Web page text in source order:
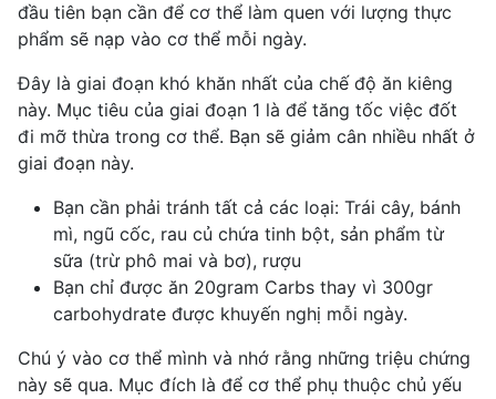
đầu tiên bạn cần để cơ thể làm quen với lượng thực
phẩm sẽ nạp vào cơ thể mỗi ngày.
Đây là giai đoạn khó khăn nhất của chế độ ăn kiêng
này. Mục tiêu của giai đoạn 1 là để tăng tốc việc đốt
đi mỡ thừa trong cơ thể. Bạn sẽ giảm cân nhiều nhất ở
giai đoạn này.
Bạn cần phải tránh tất cả các loại: Trái cây, bánh
mì, ngũ cốc, rau củ chứa tinh bột, sản phẩm từ
sữa (trừ phô mai và bơ), rượu
Bạn chỉ được ăn 20gram Carbs thay vì 300gr
carbohydrate được khuyến nghị mỗi ngày.
Chú ý vào cơ thể mình và nhớ rằng những triệu chứng
này sẽ qua. Mục đích là để cơ thể phụ thuộc chủ yếu